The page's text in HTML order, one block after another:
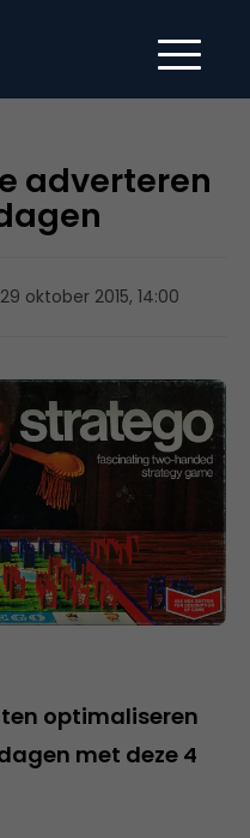
adverteren
29 oktober 2015, 14:00
optimaliseren
met deze 4